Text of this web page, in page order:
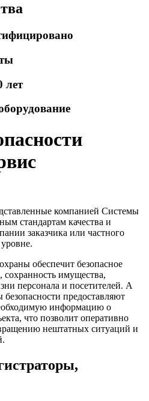
лет
компанией Системы
стандартам качества и
заказчика или частного
обеспечит безопасное
имущества,
персонала и посетителей. А
предоставляют
информацию о
что позволит оперативно
нештатных ситуаций и